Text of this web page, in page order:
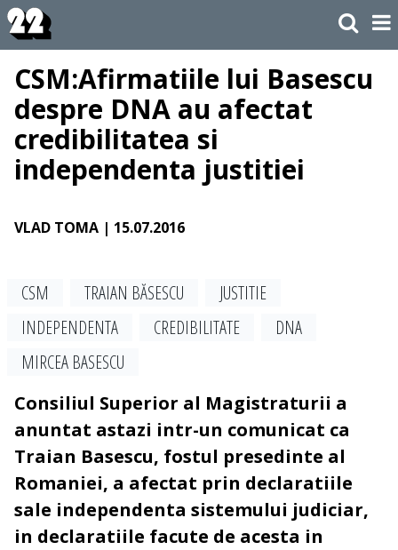
CSM:Afirmatiile lui Basescu
despre DNA au afectat
credibilitatea si
independenta justitiei
VLAD TOMA | 15.07.2016
CSM TRAIAN BĂSESCU
JUSTITIE
INDEPENDENTA
CREDIBILITATE
DNA
MIRCEA BASESCU
Consiliul Superior al Magistraturii a
anuntat astazi intr-un comunicat ca
Traian Basescu, fostul presedinte al
Romaniei, a afectat prin declaratiile
sale independenta sistemului judiciar,
in declaratiile facute de acesta in